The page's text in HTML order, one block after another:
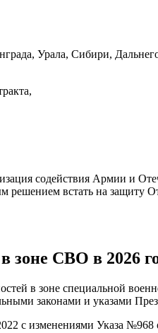
Урала, Сибири,
содействия Армии и
встать на защиту
СВО в 2026
в зоне специальной
законами и указами
с изменениями Указа №968